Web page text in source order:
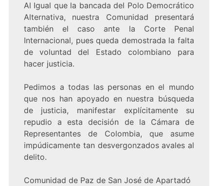
Al Igual que la bancada del Polo Democrático
Alternativa, nuestra Comunidad presentará
también el caso ante la Corte Penal
Internacional, pues queda demostrada la falta
de voluntad del Estado colombiano para
hacer justicia.
Pedimos a todas las personas en el mundo
que nos han apoyado en nuestra búsqueda
de justicia, manifestar explícitamente su
repudio a esta decisión de la Cámara de
Representantes de Colombia, que asume
impúdicamente tan desvergonzados avales al
delito.
Comunidad de Paz de San José de Apartadó